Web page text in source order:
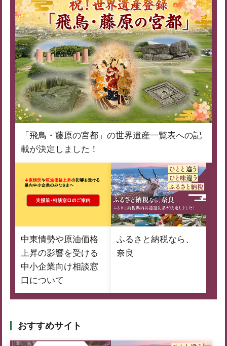
「飛鳥・藤原の宮都」の世界遺産一覧表への記
載が決定しました！
中東情勢や原油価格
上昇の影響を受ける
中小企業向け相談窓
口について
ふるさと納税なら、
奈良
おすすめサイト